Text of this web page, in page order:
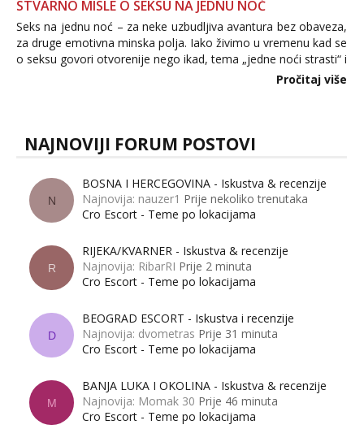
STVARNO MISLE O SEKSU NA JEDNU NOĆ
Seks na jednu noć – za neke uzbudljiva avantura bez obaveza,
za druge emotivna minska polja. Iako živimo u vremenu kad se
o seksu govori otvorenije nego ikad, tema „jedne noći strasti“ i
dalje izaziva burne rasprave. Što zapravo misle žene, a što
Pročitaj više
NAJNOVIJI FORUM POSTOVI
N
BOSNA I HERCEGOVINA - Iskustva & recenzije
Najnovija: nauzer1 Prije nekoliko trenutaka
Cro Escort - Teme po lokacijama
R
RIJEKA/KVARNER - Iskustva & recenzije
Najnovija: RibarRI Prije 2 minuta
Cro Escort - Teme po lokacijama
D
BEOGRAD ESCORT - Iskustva i recenzije
Najnovija: dvometras Prije 31 minuta
Cro Escort - Teme po lokacijama
M
BANJA LUKA I OKOLINA - Iskustva & recenzije
Najnovija: Momak 30 Prije 46 minuta
Cro Escort - Teme po lokacijama